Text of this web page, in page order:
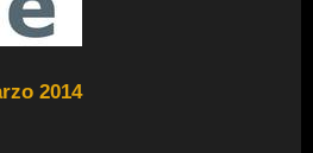
2014